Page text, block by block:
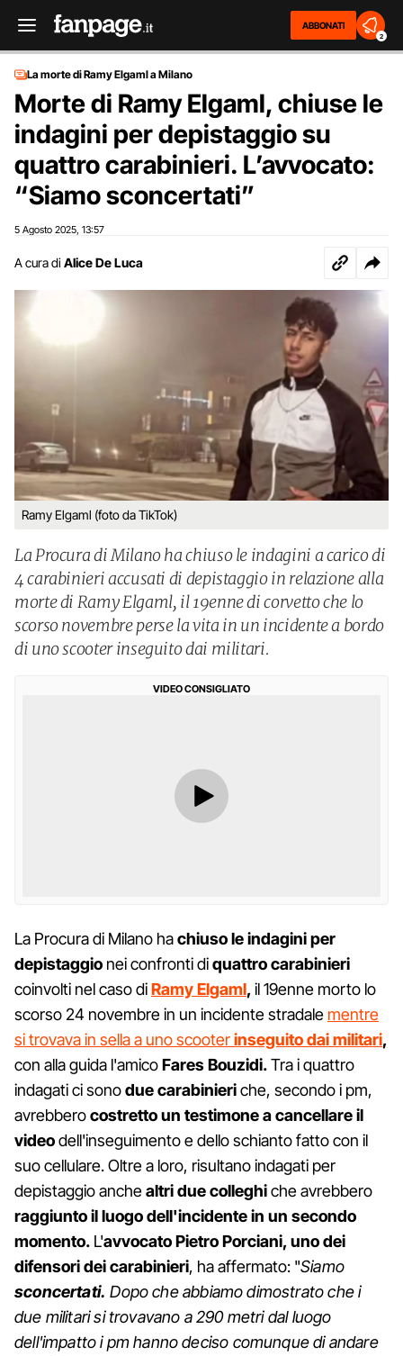
ABBONATI
2
La morte di Ramy Elgaml a Milano
Morte di Ramy Elgaml, chiuse le
indagini per depistaggio su
quattro carabinieri. L’avvocato:
“Siamo sconcertati”
5 Agosto 2025 13:57
A cura di Alice De Luca
Ramy Elgaml (foto da TikTok)
La Procura di Milano ha chiuso le indagini a carico di
4 carabinieri accusati di depistaggio in relazione alla
morte di Ramy Elgaml, il 19enne di corvetto che lo
scorso novembre perse la vita in un incidente a bordo
di uno scooter inseguito dai militari.
VIDEO CONSIGLIATO
La Procura di Milano hachiuso le indagini per
depistaggio nei confronti diquattro carabinieri
coinvolti nel caso diRamy Elgaml, il 19enne morto lo
scorso 24 novembre in un incidente stradale mentre
si trovava in sella a uno scooterinseguito dai militari,
con alla guida l'amicoFares Bouzidi.Tra i quattro
indagati ci sonodue carabinieriche, secondo i pm,
avrebberocostretto un testimone a cancellare il
videodell'inseguimento e dello schianto fatto con il
suo cellulare. Oltre a loro, risultano indagati per
depistaggio anchealtri due colleghiche avrebbero
raggiunto il luogo dell'incidente in un secondo
momento. L'avvocato Pietro Porciani, uno dei
difensori dei carabinieri, ha affermato: "Siamo
sconcertati. Dopo che abbiamo dimostrato che i
due militari si trovavano a 290 metri dal luogo
dell'impatto i pm hanno deciso comunque di andare